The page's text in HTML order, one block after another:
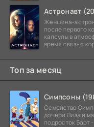
Астронавт
Женщина-
после первого
капсулы в
время связь с
Топ за месяц
Симпсоны
Семейство
дочери Лиза и
подросток Барт